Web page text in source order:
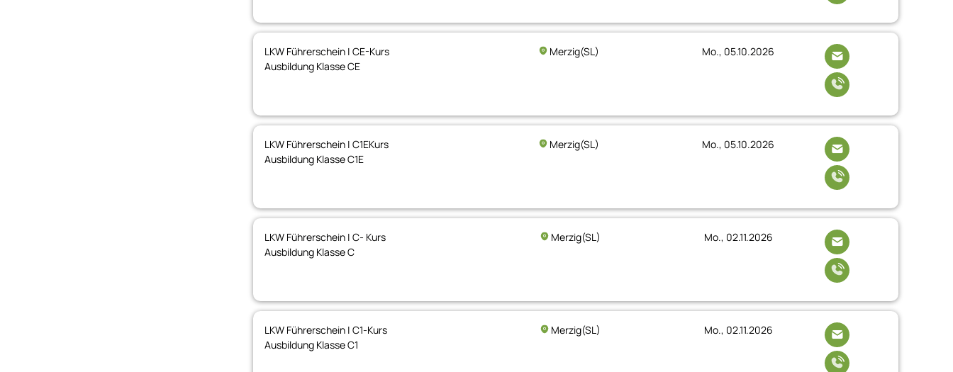
LKW Führerschein | CE-Kurs
Ausbildung Klasse CE
Merzig(SL) Mo., 05.10.2026
LKW Führerschein | C1EKurs
Ausbildung Klasse C1E
Merzig(SL) Mo., 05.10.2026
LKW Führerschein | C- Kurs
Ausbildung Klasse C
Merzig(SL) Mo., 02.11.2026
LKW Führerschein | C1-Kurs
Ausbildung Klasse C1
Merzig(SL) Mo., 02.11.2026